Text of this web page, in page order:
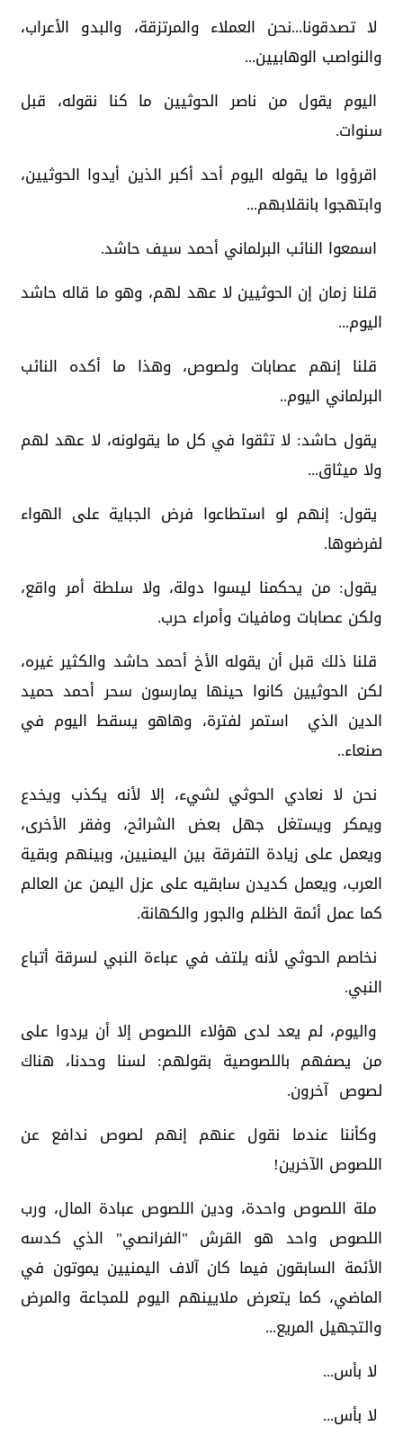
لا تصدقونا...نحن العملاء والمرتزقة، والبدو الأعراب،
والنواصب الوهابيين...
اليوم يقول من ناصر الحوثيين ما كنا نقوله، قبل
سنوات.
اقرؤوا ما يقوله اليوم أحد أكبر الذين أيدوا الحوثيين،
وابتهجوا بانقلابهم...
اسمعوا النائب البرلماني أحمد سيف حاشد.
قلنا زمان إن الحوثيين لا عهد لهم، وهو ما قاله حاشد
اليوم...
قلنا إنهم عصابات ولصوص، وهذا ما أكده النائب
البرلماني اليوم..
يقول حاشد: لا تثقوا في كل ما يقولونه، لا عهد لهم
ولا ميثاق...
يقول: إنهم لو استطاعوا فرض الجباية على الهواء
لفرضوها.
يقول: من يحكمنا ليسوا دولة، ولا سلطة أمر واقع،
ولكن عصابات ومافيات وأمراء حرب.
قلنا ذلك قبل أن يقوله الأخ أحمد حاشد والكثير غيره،
لكن الحوثيين كانوا حينها يمارسون سحر أحمد حميد
الدين الذي استمر لفترة، وهاهو يسقط اليوم في
صنعاء..
نحن لا نعادي الحوثي لشيء، إلا لأنه يكذب ويخدع
ويمكر ويستغل جهل بعض الشرائح، وفقر الأخرى،
ويعمل على زيادة التفرقة بين اليمنيين، وبينهم وبقية
العرب، ويعمل كديدن سابقيه على عزل اليمن عن العالم
كما عمل أئمة الظلم والجور والكهانة.
نخاصم الحوثي لأنه يلتف في عباءة النبي لسرقة أتباع
النبي.
واليوم، لم يعد لدى هؤلاء اللصوص إلا أن يردوا على
من يصفهم باللصوصية بقولهم: لسنا وحدنا، هناك
لصوص آخرون.
وكأننا عندما نقول عنهم إنهم لصوص ندافع عن
اللصوص الآخرين!
ملة اللصوص واحدة، ودين اللصوص عبادة المال، ورب
اللصوص واحد هو القرش "الفرانصي" الذي كدسه
الأئمة السابقون فيما كان آلاف اليمنيين يموتون في
الماضي، كما يتعرض ملايينهم اليوم للمجاعة والمرض
والتجهيل المريع...
لا بأس...
لا بأس...